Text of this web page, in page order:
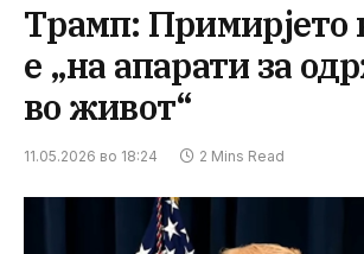
Трамп: Примирјето
е „на апарати за
во живот“
11.05.2026 во 18:24 2 Mins Read